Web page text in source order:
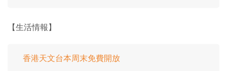
【生活情報】
香港天文台本周末免費開放